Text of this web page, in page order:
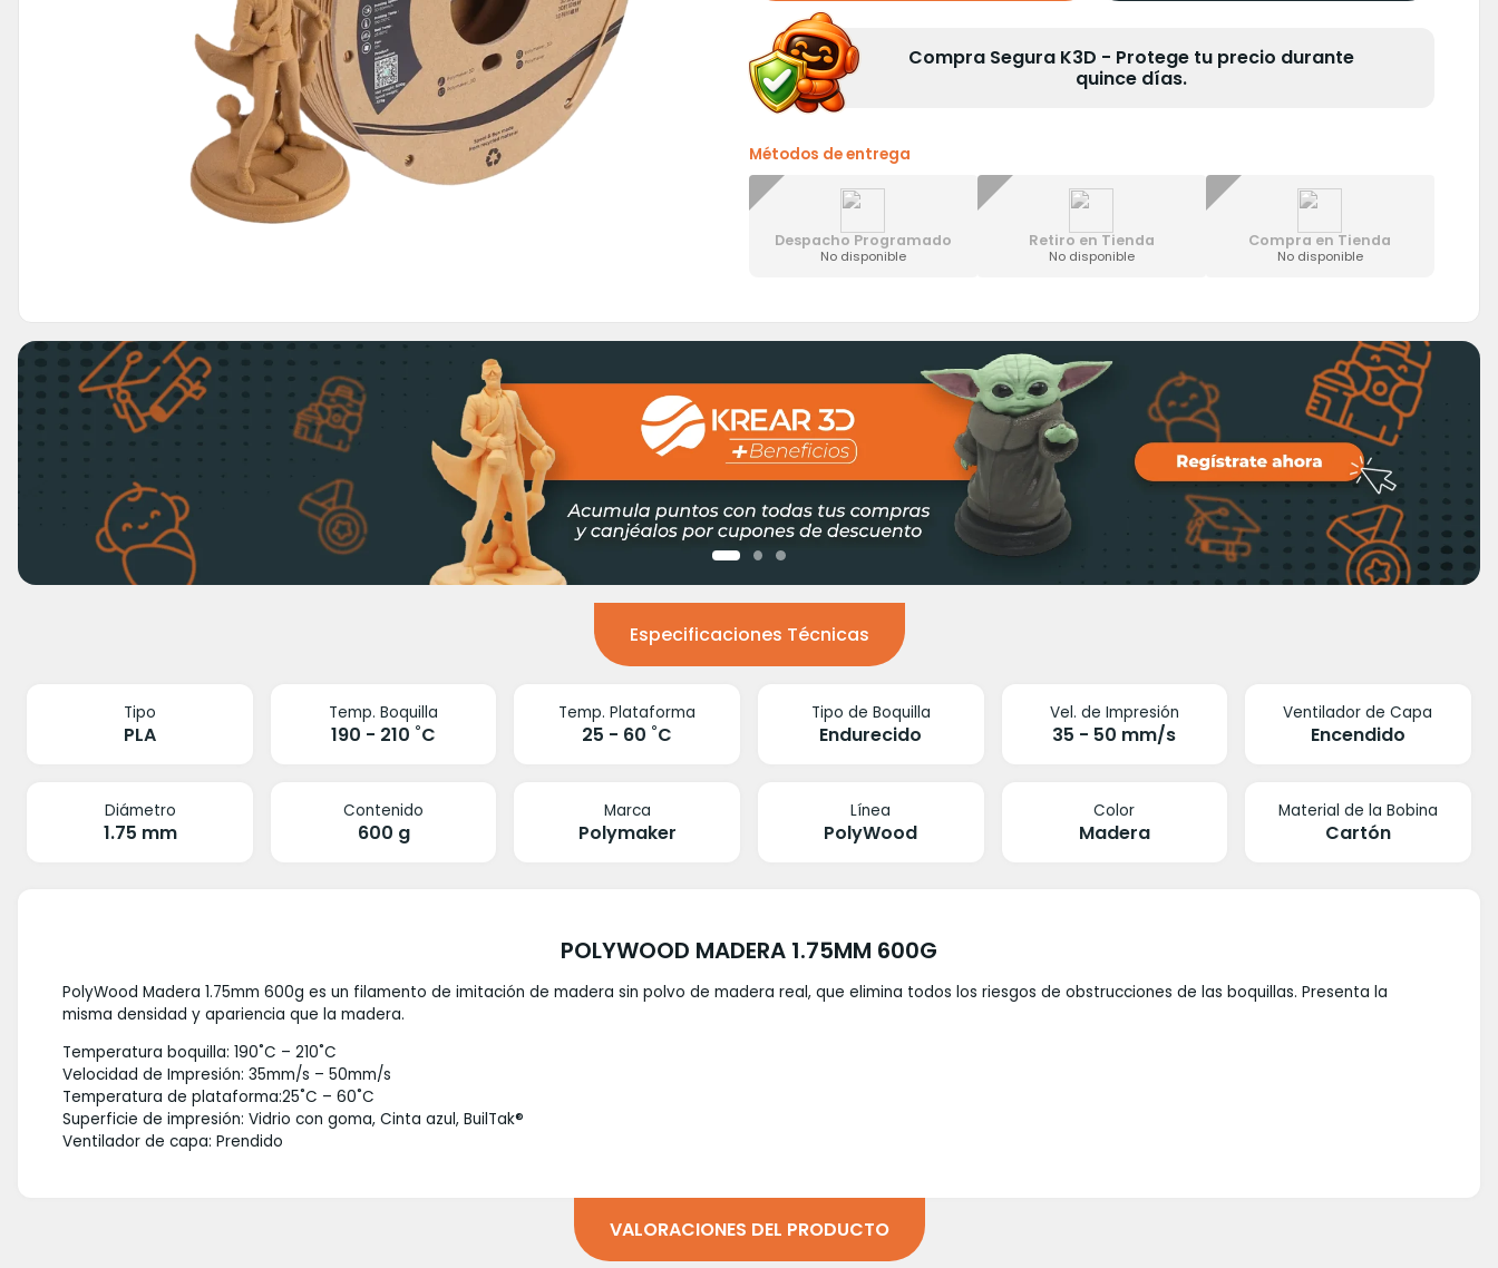
Compra Segura K3D - Protege tu precio durante
quince días.
Métodos de entrega
Despacho Programado
No disponible
Retiro en Tienda
No disponible
Compra en Tienda
No disponible
Especificaciones Técnicas
Tipo
PLA
Temp. Boquilla
190 - 210 ˚C
Temp. Plataforma
25 - 60 ˚C
Tipo de Boquilla
Endurecido
Vel. de Impresión
35 - 50 mm/s
Ventilador de Capa
Encendido
Diámetro
1.75 mm
Contenido
600 g
Marca
Polymaker
Línea
PolyWood
Color
Madera
Material de la Bobina
Cartón
POLYWOOD MADERA 1.75MM 600G
PolyWood Madera 1.75mm 600g es un filamento de imitación de madera sin polvo de madera real, que elimina todos los riesgos de obstrucciones de las boquillas. Presenta la
misma densidad y apariencia que la madera.
Temperatura boquilla: 190˚C – 210˚C
Velocidad de Impresión: 35mm/s – 50mm/s
Temperatura de plataforma:25˚C – 60˚C
Superficie de impresión: Vidrio con goma, Cinta azul, BuilTak®
Ventilador de capa: Prendido
VALORACIONES DEL PRODUCTO